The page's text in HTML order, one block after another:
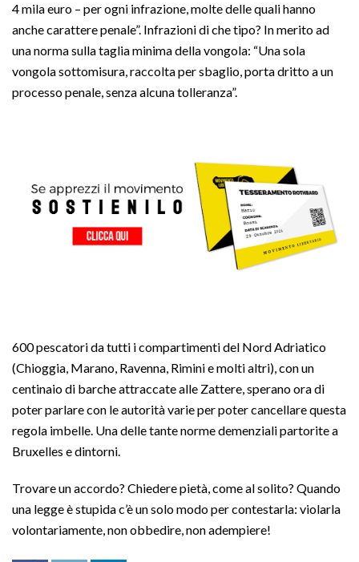
4 mila euro – per ogni infrazione, molte delle quali hanno
anche carattere penale”. Infrazioni di che tipo? In merito ad
una norma sulla taglia minima della vongola: “Una sola
vongola sottomisura, raccolta per sbaglio, porta dritto a un
processo penale, senza alcuna tolleranza”.
600 pescatori da tutti i compartimenti del Nord Adriatico
(Chioggia, Marano, Ravenna, Rimini e molti altri), con un
centinaio di barche attraccate alle Zattere, sperano ora di
poter parlare con le autorità varie per poter cancellare questa
regola imbelle. Una delle tante norme demenziali partorite a
Bruxelles e dintorni.
Trovare un accordo? Chiedere pietà, come al solito? Quando
una legge è stupida c’è un solo modo per contestarla: violarla
volontariamente, non obbedire, non adempiere!